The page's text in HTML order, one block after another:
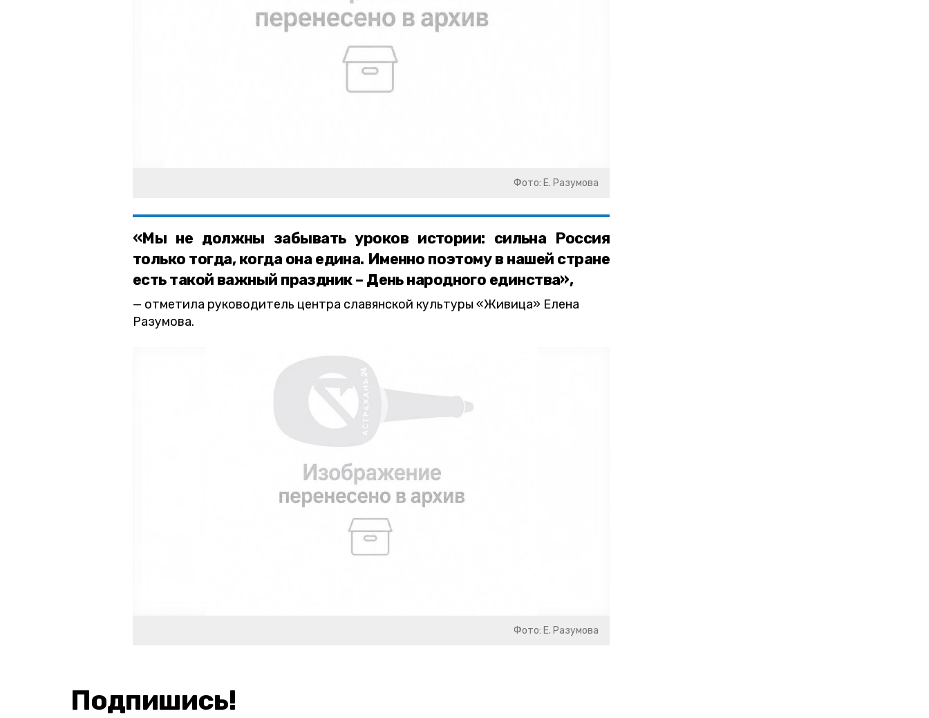
Фото: Е. Разумова
«Мы не должны забывать уроков истории: сильна Россия
только тогда, когда она едина. Именно поэтому в нашей стране
есть такой важный праздник – День народного единства»,
отметила руководитель центра славянской культуры «Живица» Елена
Разумова.
Фото: Е. Разумова
Подпишись!